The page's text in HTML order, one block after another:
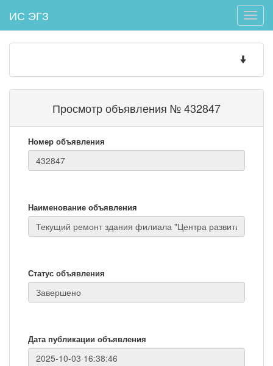
Toggle
ИС ЭГЗ
Toggle
Просмотр объявления № 432847
Номер объявления
Наименование объявления
Статус объявления
Дата публикации объявления